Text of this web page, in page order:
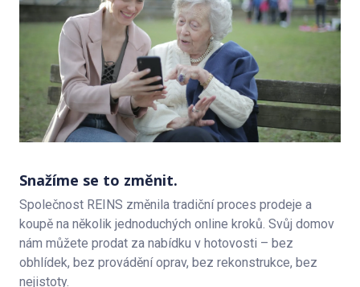
Snažíme se to změnit.
Společnost REINS změnila tradiční proces prodeje a
koupě na několik jednoduchých online kroků. Svůj domov
nám můžete prodat za nabídku v hotovosti – bez
obhlídek, bez provádění oprav, bez rekonstrukce, bez
nejistoty.